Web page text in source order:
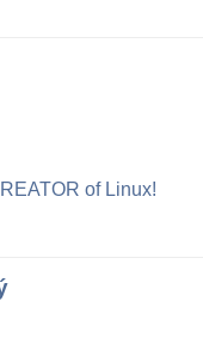
of Linux!